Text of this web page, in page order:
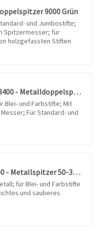
9000 Grün
und Jumbostifte;
Spitzermesser; für
holzgefassten Stiften
FABER-CASTELL 183400 - Metalldoppelspitzer 50 – 34, 1 Stück
Blei- und Farbstifte; Mit
Für Standard- und
Faber-Castell 183100 - Metallspitzer 50-31 für Bunt und Farbstifte
für Blei- und Farbstifte
und sauberes